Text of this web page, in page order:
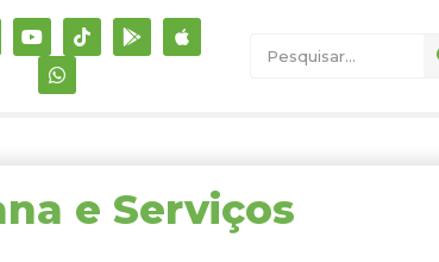
e Serviços